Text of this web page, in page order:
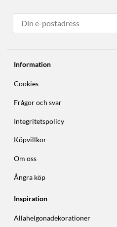
Information
Cookies
Frågor och svar
Integritetspolicy
Köpvillkor
Om oss
Ångra köp
Inspiration
Allahelgonadekorationer